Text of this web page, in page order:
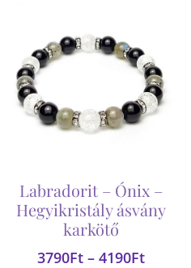
Labradorit – Ónix –
Hegyikristály ásvány
karkötő
3790Ft – 4190Ft